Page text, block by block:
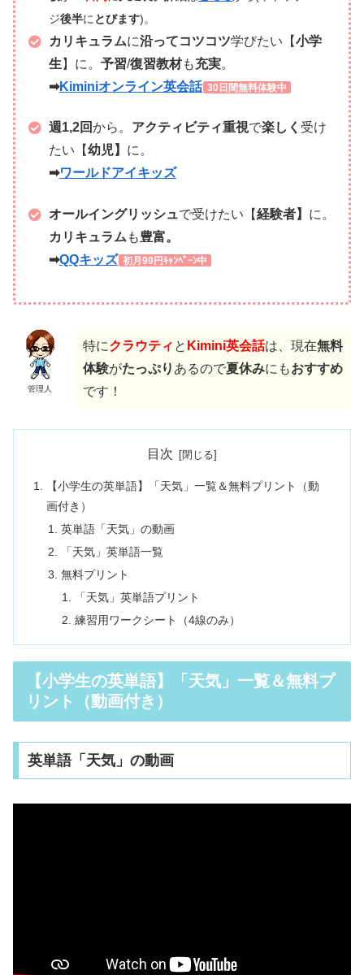
ジ後半に とびます)。
カリキュラムに沿ってコツコツ学びたい【小学
生 】に。 予習/復習教材も充実。
➡Kiminiオンライン英会話 30日間無料体験中
週1,2回から。 アクティビティ重視で楽しく 受け
たい【幼児】 に。
➡ワールドアイキッズ
オールイングリッシュで受けたい【経験者】 に。
カリキュラム も豊富。
➡QQキッズ 初月99円ｷｬﾝﾍﾟｰﾝ中
管理人
特にクラウティ と Kimini英会話は、現在無料
体験がたっぷり あるので夏休みにもおすすめ
です！
目次
【小学生の英単語】「天気」一覧＆無料プリント（動
画付き）
英単語「天気」の動画
「天気」英単語一覧
無料プリント
「天気」英単語プリント
練習用ワークシート（4線のみ）
【小学生の英単語】「天気」一覧＆無料プ
リント（動画付き）
英単語「天気」の動画